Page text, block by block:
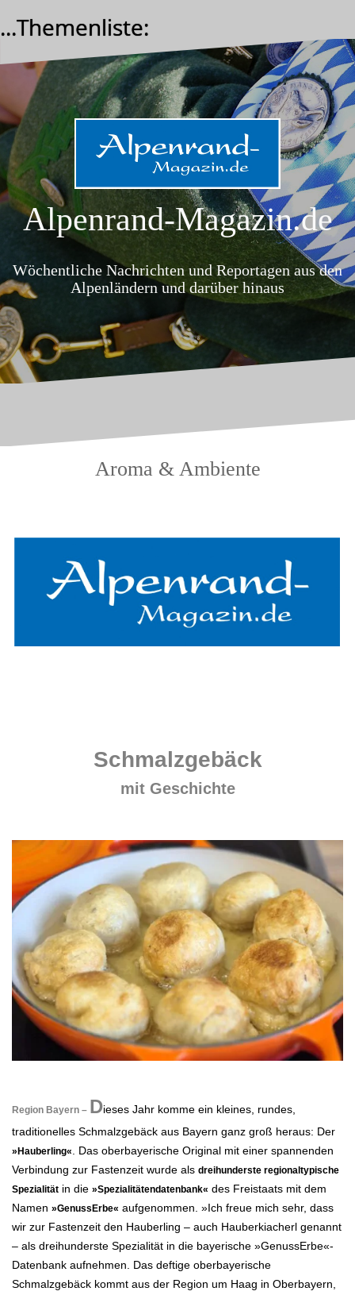
Inhalt
...Themenliste:
Alpenrand-Magazin.de
Wöchentliche Nachrichten und Reportagen aus den
Alpenländern und darüber hinaus
Aroma & Ambiente
Schmalzgebäck
mit Geschichte
Region Bayern – Dieses Jahr komme ein kleines, rundes,
traditionelles Schmalzgebäck aus Bayern ganz groß heraus: Der
»Hauberling«
. Das oberbayerische Original mit einer spannenden
Verbindung zur Fastenzeit wurde als dreihunderste regionaltypische
Spezialität in die »Spezialitätendatenbank« des Freistaats mit dem
Namen »GenussErbe« aufgenommen. »Ich freue mich sehr, dass
wir zur Fastenzeit den Hauberling – auch Hauberkiacherl genannt
– als dreihunderste Spezialität in die bayerische »GenussErbe«-
Datenbank aufnehmen. Das deftige oberbayerische
Schmalzgebäck kommt aus der Region um Haag in Oberbayern,